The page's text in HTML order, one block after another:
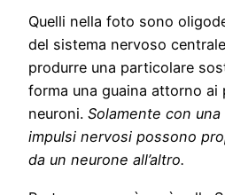
Quelli nella foto sono
del sistema nervoso
produrre una particolare
forma una guaina attorno ai
neuroni. Solamente con
impulsi nervosi possono
da un neurone all’altro.